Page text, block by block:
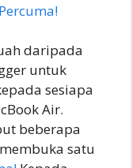
daripada
untuk
sesiapa
Air.
beberapa
satu